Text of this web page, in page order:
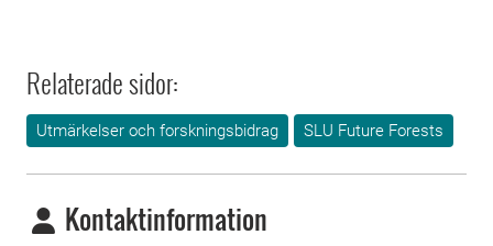
Relaterade sidor:
Utmärkelser och forskningsbidrag SLU Future Forests
Kontaktinformation